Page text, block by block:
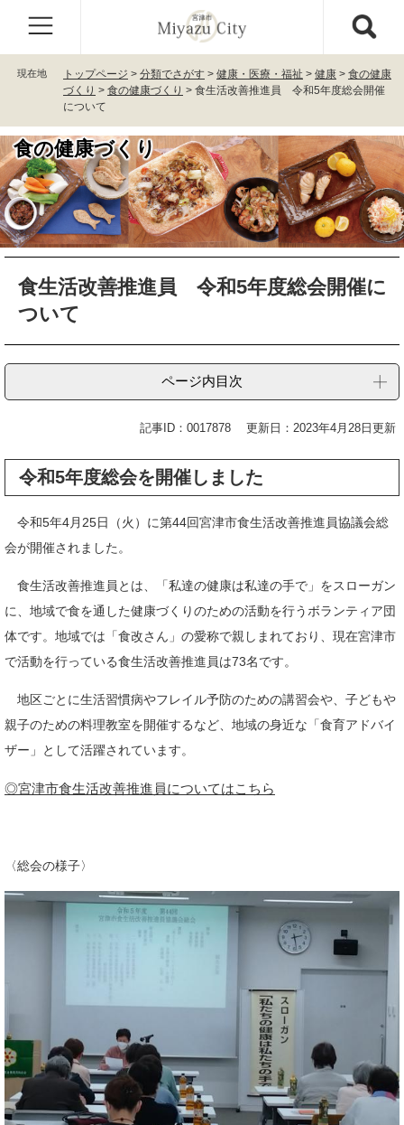
す
。
し
て
本
文
へ
現在地 トップページ > 分類でさがす > 健康・医療・福祉 > 健康 > 食の健康
づくり > 食の健康づくり > 食生活改善推進員 令和5年度総会開催
について
食の健康づくり
食生活改善推進員 令和5年度総会開催に
ついて
ページ内目次
記事ID：0017878 更新日：2023年4月28日更新
令和5年度総会を開催しました
令和5年4月25日（火）に第44回宮津市食生活改善推進員協議会総
会が開催されました。
食生活改善推進員とは、「私達の健康は私達の手で」をスローガン
に、地域で食を通した健康づくりのための活動を行うボランティア団
体です。地域では「食改さん」の愛称で親しまれており、現在宮津市
で活動を行っている食生活改善推進員は73名です。
地区ごとに生活習慣病やフレイル予防のための講習会や、子どもや
親子のための料理教室を開催するなど、地域の身近な「食育アドバイ
ザー」として活躍されています。
◎宮津市食生活改善推進員についてはこちら
〈総会の様子〉